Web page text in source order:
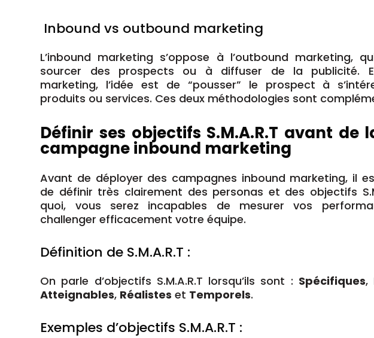
Inbound vs outbound marketing
L’inbound marketing s’oppose à l’outbound marketing,
sourcer des prospects ou à diffuser de la publicité.
marketing, l’idée est de “pousser” le prospect à
produits ou services. Ces deux méthodologies sont
Définir ses objectifs S.M.A.R.T avant de
campagne inbound marketing
Avant de déployer des campagnes inbound marketing, il
de définir très clairement des personas et des objectifs
quoi, vous serez incapables de mesurer vos
challenger efficacement votre équipe.
Définition de S.M.A.R.T :
On parle d’objectifs S.M.A.R.T lorsqu’ils sont : Spécifiques,
Atteignables, Réalistes et Temporels.
Exemples d’objectifs S.M.A.R.T :